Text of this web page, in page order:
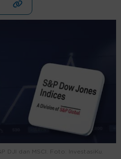
DJI dan MSCI. Foto: InvestasiKu.